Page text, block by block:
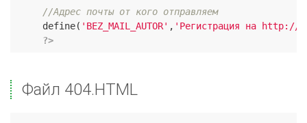
//Адрес почты от кого отправляем
     define(
'BEZ_MAIL_AUTOR' , 'Регистрация на http://
?>
Файл 404.HTML